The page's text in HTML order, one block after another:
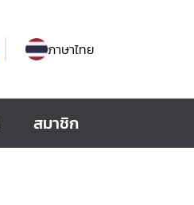
ภาษาไทย
สมาชิก